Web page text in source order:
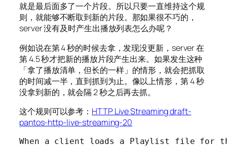
就是最后面多了一个片段。所以只要一直维持这个规
则，就能够不断取到新的片段。那如果很不巧的，
server 没有及时产生出播放列表怎么办呢？
例如说在第 4 秒的时候去拿，发现没更新，server 在
第 4.5 秒才把新的播放片段产生出来。如果发生这种
「拿了播放清单，但长的一样」的情形，就会把抓取
的时间减一半，直到抓到为止。像以上情形，第 4 秒
没拿到新的，就会隔 2 秒之后再去抓。
这个规则可以参考： HTTP Live Streaming draft-
pantos-http-live-streaming-20
When a client loads a Playlist file for